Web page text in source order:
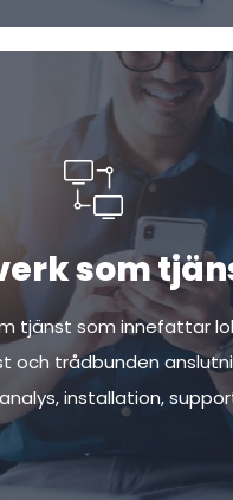
som
tjänst som innefattar
och trådbunden
installation,